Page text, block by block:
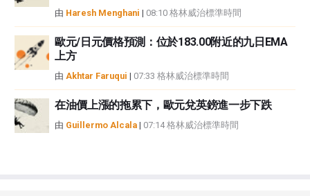
由 Haresh Menghani | 08:10 格林威治標準時間
歐元/日元價格預測：位於183.00附近的九日EMA
上方
由 Akhtar Faruqui | 07:33 格林威治標準時間
在油價上漲的拖累下，歐元兌英鎊進一步下跌
由 Guillermo Alcala | 07:14 格林威治標準時間